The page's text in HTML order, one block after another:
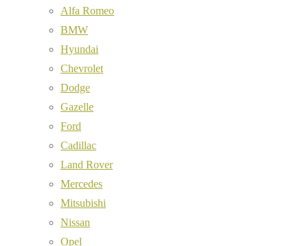
Alfa Romeo
BMW
Hyundai
Chevrolet
Dodge
Gazelle
Ford
Cadillac
Land Rover
Mercedes
Mitsubishi
Nissan
Opel